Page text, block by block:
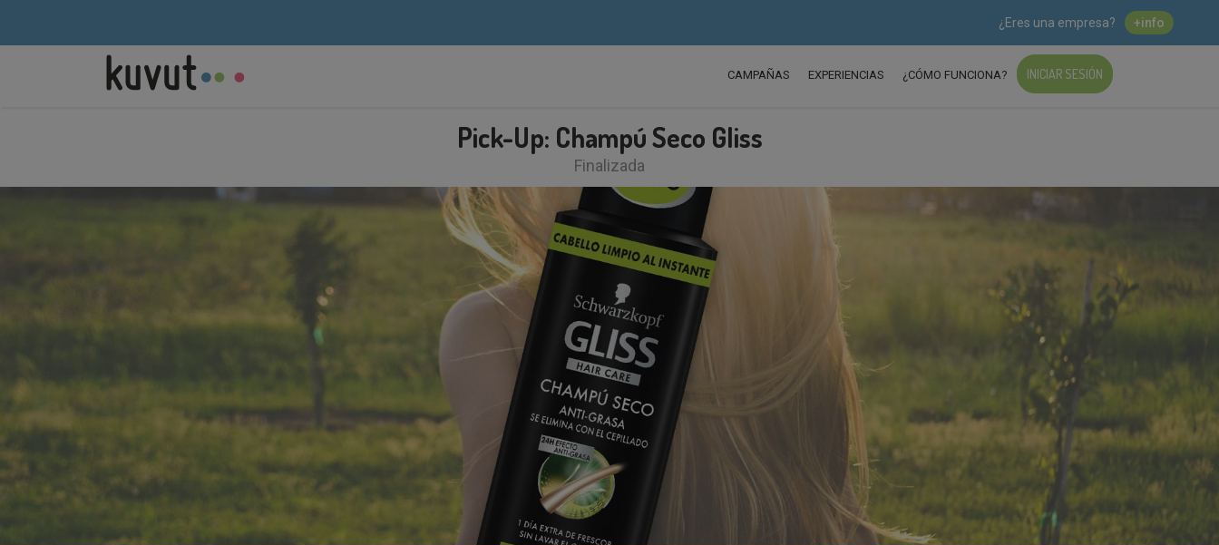
¿Eres una empresa? +info
CAMPAÑAS EXPERIENCIAS ¿CÓMO FUNCIONA? INICIAR SESIÓN
Pick-Up: Champú Seco Gliss
Finalizada